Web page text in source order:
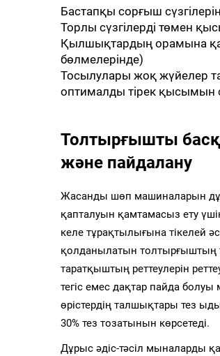
Бастапқы сорғыш
Торлы сүзгілерді төмен
Қылшықтардың орамына
бөлмелерінде)
Тосылулары жоқ жүйелер
оптималды тірек қысымын
Толтырғышты
және пайдалану
Жасанды шөп машиналарын
қапталуын қамтамасыз ету
келе тұрақтылығына тікелей
қолданылатын толтырғыштың
таратқыштың реттеулерін
тегіс емес дақтар пайда болуы
өрістердің талшықтары тез
30% тез тозатынын көрсетеді.
Дұрыс әдіс-тәсіл мыналарды